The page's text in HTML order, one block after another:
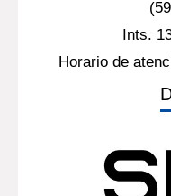
Ints.
Horario de